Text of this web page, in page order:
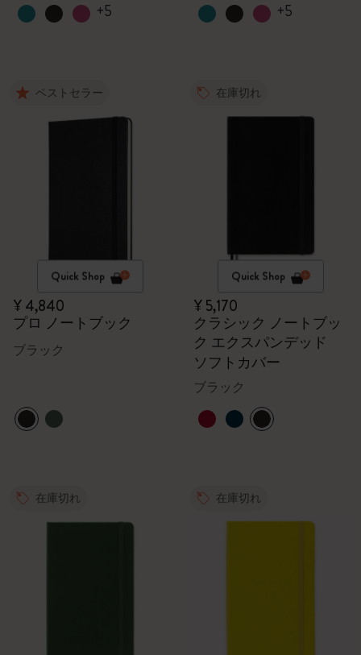
+5 +5
ベストセラー
Quick Shop
¥ 4,840
プロ ノートブック
ブラック
在庫切れ
Quick Shop
¥ 5,170
クラシック ノートブッ
ク エクスパンデッド
ソフトカバー
ブラック
在庫切れ 在庫切れ